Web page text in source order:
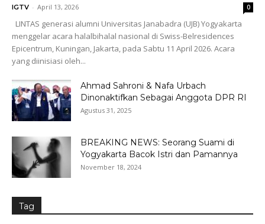
IGTV - April 13, 2026 0
LINTAS generasi alumni Universitas Janabadra (UJB) Yogyakarta
menggelar acara halalbihalal nasional di Swiss-Belresidences
Epicentrum, Kuningan, Jakarta, pada Sabtu 11 April 2026. Acara
yang diinisiasi oleh...
Ahmad Sahroni & Nafa Urbach
Dinonaktifkan Sebagai Anggota DPR RI
Agustus 31, 2025
BREAKING NEWS: Seorang Suami di
Yogyakarta Bacok Istri dan Pamannya
November 18, 2024
Tag